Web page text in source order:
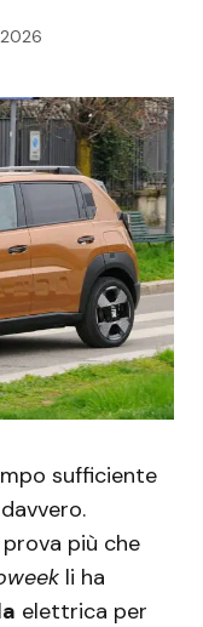
sufficiente
più che
li ha
elettrica per